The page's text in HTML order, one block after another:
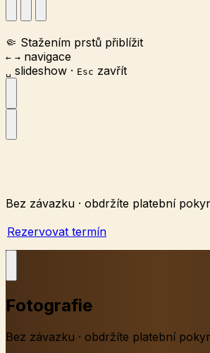
🤏 Stažením prstů přiblížit
← → navigace
␣ slideshow · Esc zavřít
Bez závazku · obdržíte platební
Rezervovat termín
Fotografie
Bez závazku · obdržíte platební